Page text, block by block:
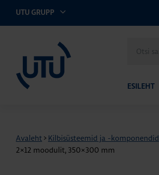
UTU GRUPP
saidilt
ESILEHT
Avaleht > Kilbisüsteemid ja -komponendid
2×12 moodulit, 350×300 mm